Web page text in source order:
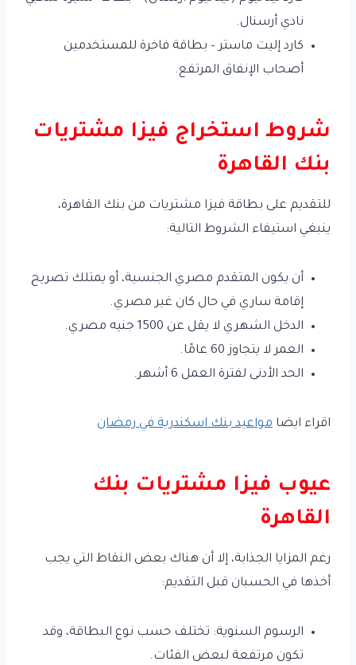
نادي أرسنال.
كارد إليت ماستر – بطاقة فاخرة للمستخدمين
أصحاب الإنفاق المرتفع.
شروط استخراج فيزا مشتريات
بنك القاهرة
للتقديم على بطاقة فيزا مشتريات من بنك القاهرة،
ينبغي استيفاء الشروط التالية:
أن يكون المتقدم مصري الجنسية، أو يمتلك تصريح
إقامة ساري في حال كان غير مصري.
الدخل الشهري لا يقل عن 1500 جنيه مصري.
العمر لا يتجاوز 60 عامًا.
الحد الأدنى لفترة العمل 6 أشهر.
اقراء ايضا مواعيد بنك اسكندرية في رمضان
عيوب فيزا مشتريات بنك
القاهرة
رغم المزايا الجذابة، إلا أن هناك بعض النقاط التي يجب
أخذها في الحسبان قبل التقديم:
الرسوم السنوية: تختلف حسب نوع البطاقة، وقد
تكون مرتفعة لبعض الفئات.